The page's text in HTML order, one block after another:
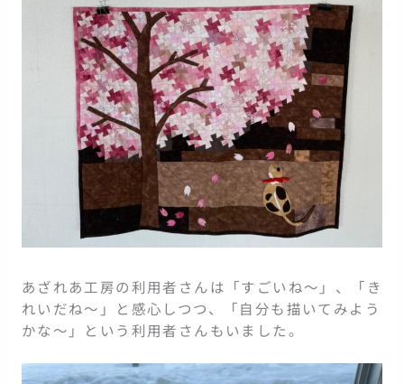
あざれあ工房の利用者さんは「すごいね～」、「き
れいだね～」と感心しつつ、「自分も描いてみよう
かな～」という利用者さんもいました。